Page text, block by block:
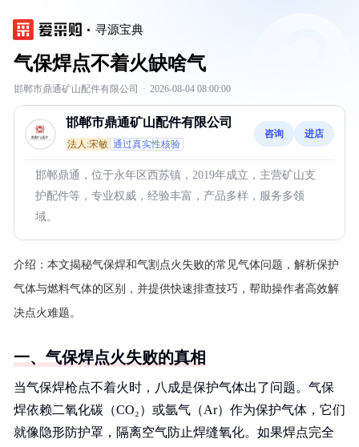
寻源宝典
气保焊点不着火缺啥气
邯郸市鼎通矿山配件有限公司 · 2026-08-04 08:00:00
邯郸市鼎通矿山配件有限公司
法人:宋敏 通过真实性核验
咨询 进店
邯郸鼎通，位于永年区西苏镇，2019年成立，主营矿山支
护配件等，专业权威，经验丰富，产品多样，服务多领
域。
介绍： 本文揭秘气保焊和气割点火失败的常见气体问题，解析保护
气体与燃料气体的区别，并提供快速排查技巧，帮助操作者高效解
决点火难题。
一、气保焊点火失败的真相
当气保焊枪点不着火时，八成是保护气体出了问题。气保
焊依赖二氧化碳（CO₂）或氩气（Ar）作为保护气体，它们
就像隐形防护罩，隔离空气防止焊缝氧化。如果焊点完全